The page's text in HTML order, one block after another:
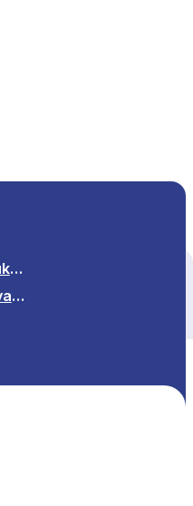
Mobiliteitsvraagstukken en Observatorium
Thematisch observatorium